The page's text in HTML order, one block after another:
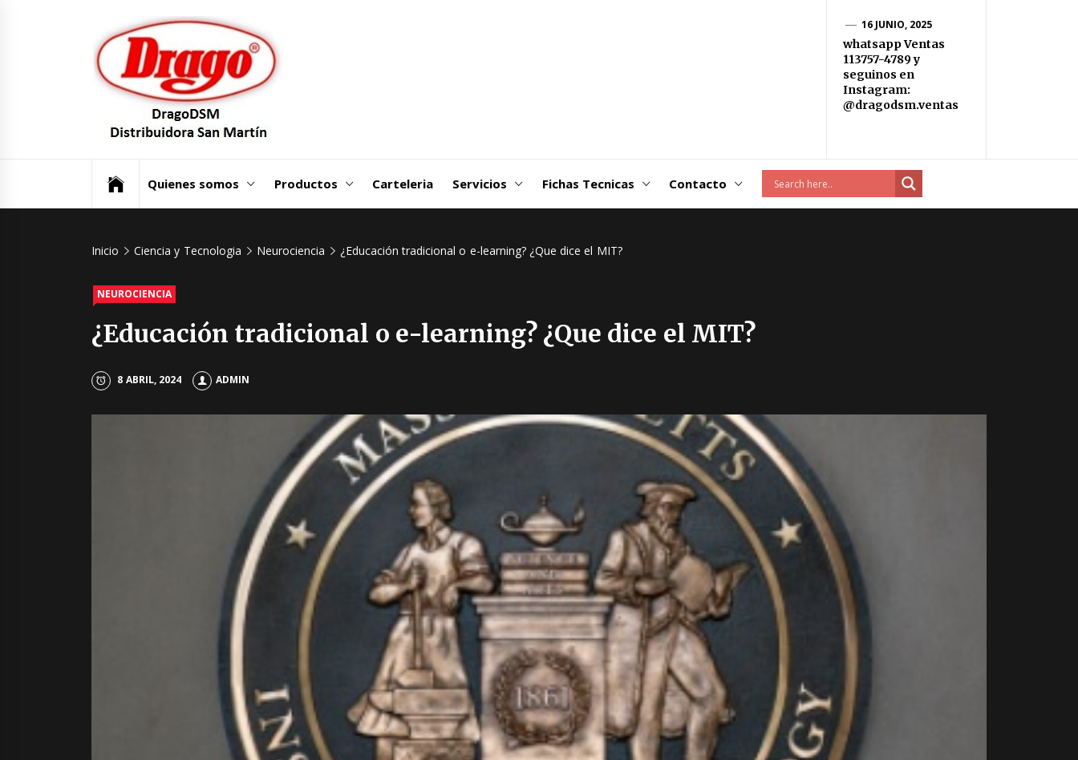
16 JUNIO, 2025
whatsapp Ventas
113757-4789 y
seguinos en
Instagram:
@dragodsm.ventas
Quienes somos Productos Carteleria Servicios Fichas Tecnicas Contacto
Inicio Ciencia y Tecnologia Neurociencia ¿Educación tradicional o e-learning? ¿Que dice el MIT?
NEUROCIENCIA
¿Educación tradicional o e-learning? ¿Que dice el MIT?
8 ABRIL, 2024 ADMIN